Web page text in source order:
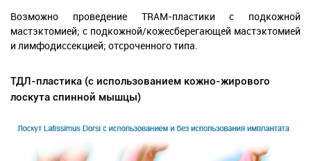
Возможно проведение TRAM-пластики с подкожной
мастэктомией; с подкожной/кожесберегающей мастэктомией
и лимфодиссекцией; отсроченного типа.
ТДЛ-пластика (с использованием кожно-жирового
лоскута спинной мышцы)